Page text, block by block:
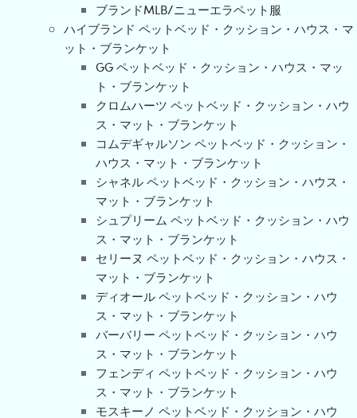
ブランドMLB/ニューエラペット服
ハイブランド ペットベッド・クッション・ハウス・マ
ット・ブランケット
GG ペットベッド・クッション・ハウス・マッ
ト・ブランケット
クロムハーツ ペットベッド・クッション・ハウ
ス・マット・ブランケット
コムデギャルソン ペットベッド・クッション・
ハウス・マット・ブランケット
シャネル ペットベッド・クッション・ハウス・
マット・ブランケット
シュプリーム ペットベッド・クッション・ハウ
ス・マット・ブランケット
セリーヌ ペットベッド・クッション・ハウス・
マット・ブランケット
ディオール ペットベッド・クッション・ハウ
ス・マット・ブランケット
バーバリー ペットベッド・クッション・ハウ
ス・マット・ブランケット
フェンディ ペットベッド・クッション・ハウ
ス・マット・ブランケット
モスキーノ ペットベッド・クッション・ハウ